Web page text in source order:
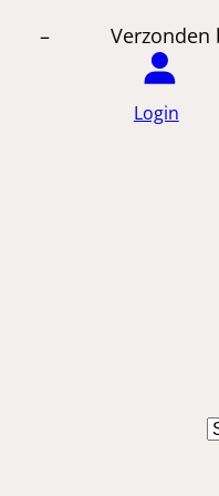
– Verzonden
Login